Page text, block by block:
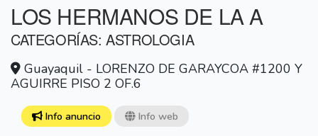
LOS HERMANOS DE LA A
CATEGORÍAS: ASTROLOGIA
Guayaquil - LORENZO DE GARAYCOA #1200 Y
AGUIRRE PISO 2 OF.6
Info anuncio Info web